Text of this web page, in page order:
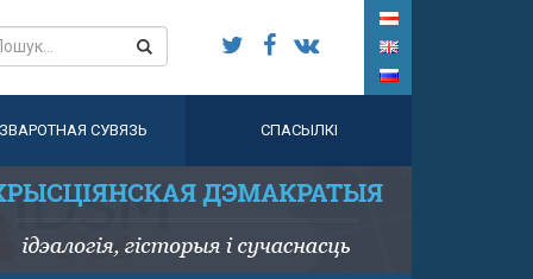
ЗВАРОТНАЯ СУВЯЗЬ СПАСЫЛКІ